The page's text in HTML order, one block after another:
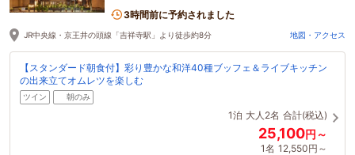
3時間前に予約されました
JR中央線・京王井の頭線「吉祥寺駅」より徒歩約8分 地図・アクセス
【スタンダード朝食付】彩り豊かな和洋40種ブッフェ＆ライブキッチン
の出来立てオムレツを楽しむ
ツイン 朝のみ
1泊 大人2名 合計(税込)
25,100円～
1名 12,550円～